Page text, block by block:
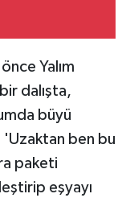
Yalım
dalışta,
büyü
ben bu
paketi
eşyayı